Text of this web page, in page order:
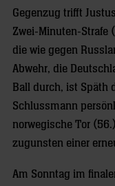
Gegenzug trifft
Zwei-Minuten-Strafe
die wie gegen
Abwehr, die
Ball durch, ist Späth
Schlussmann
norwegische Tor
zugunsten einer
Am Sonntag im